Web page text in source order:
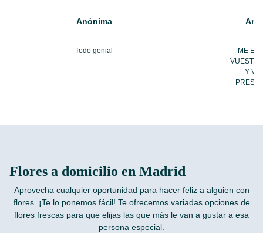
Anónima
Todo genial
ME
Y
Flores a domicilio en Madrid
Aprovecha cualquier oportunidad para hacer feliz a alguien con
flores. ¡Te lo ponemos fácil! Te ofrecemos variadas opciones de
flores frescas para que elijas las que más le van a gustar a esa
persona especial.